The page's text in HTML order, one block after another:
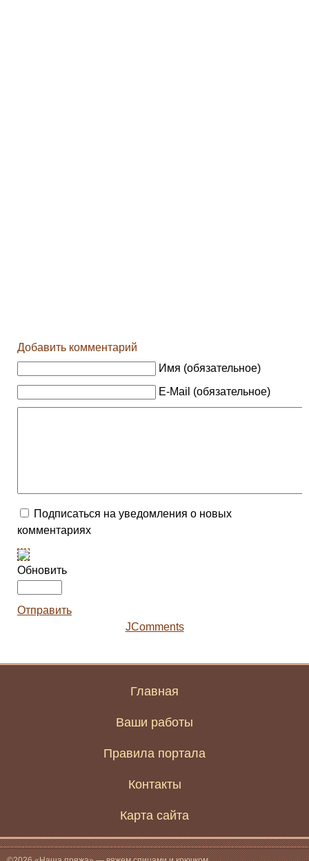
Добавить комментарий
Имя (обязательное)
E-Mail (обязательное)
Подписаться на уведомления о новых
комментариях
Обновить
Отправить
JComments
Главная
Ваши работы
Правила портала
Контакты
Карта сайта